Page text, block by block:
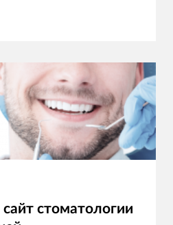
стоматологии